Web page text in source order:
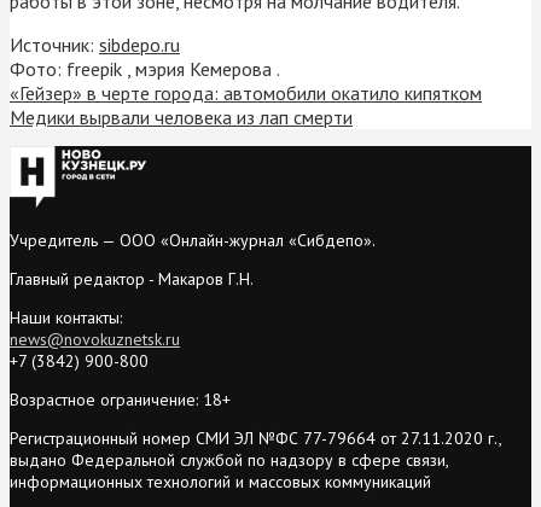
Источник: sibdepo.ru
Фото: freepik , мэрия Кемерова .
«Гейзер» в черте города: автомобили окатило кипятком
Медики вырвали человека из лап смерти
Учредитель — ООО «Онлайн-журнал «Сибдепо».
Главный редактор - Макаров Г.Н.
Наши контакты:
news@novokuznetsk.ru
+7 (3842) 900-800
Возрастное ограничение: 18+
Регистрационный номер СМИ ЭЛ №ФС 77-79664 от 27.11.2020 г.,
выдано Федеральной службой по надзору в сфере связи,
информационных технологий и массовых коммуникаций